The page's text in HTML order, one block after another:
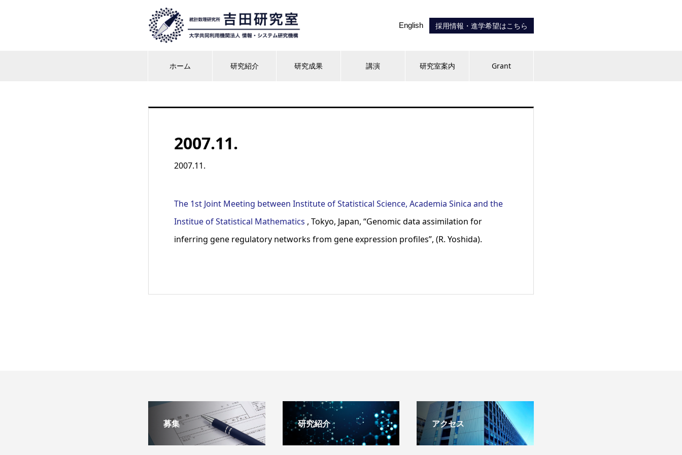
English 採用情報・進学希望はこちら
ホーム 研究紹介 研究成果 講演 研究室案内 Grant
2007.11.
2007.11.
The 1st Joint Meeting between Institute of Statistical Science, Academia Sinica and the
Institue of Statistical Mathematics , Tokyo, Japan, “Genomic data assimilation for
inferring gene regulatory networks from gene expression profiles”, (R. Yoshida).
募集 研究紹介 アクセス